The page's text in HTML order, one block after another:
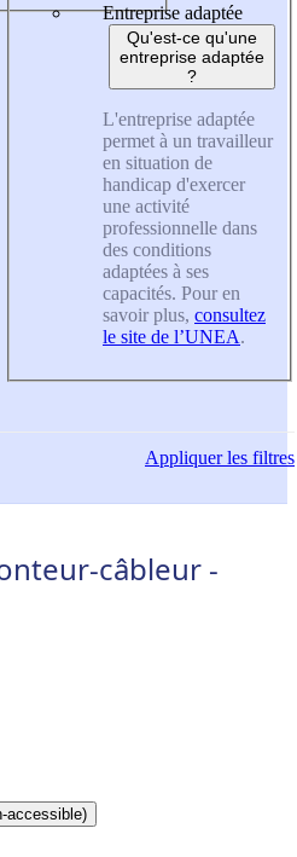
Entreprise adaptée
Qu'est-ce qu'une
entreprise adaptée
?
L'entreprise adaptée
permet à un travailleur
en situation de
handicap d'exercer
une activité
professionnelle dans
des conditions
adaptées à ses
capacités. Pour en
savoir plus, consultez
le site de l’UNEA.
Appliquerles filtres
câbleur -
accessible)